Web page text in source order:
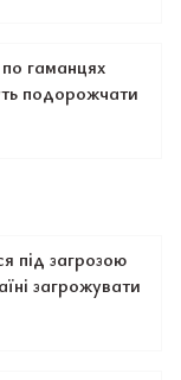
гаманцях
подорожчати
під загрозою
загрожувати